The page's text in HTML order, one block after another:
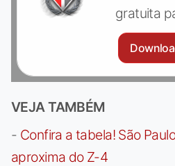
gratuita
VEJA TAMBÉM
- Confira a tabela! São
aproxima do Z-4